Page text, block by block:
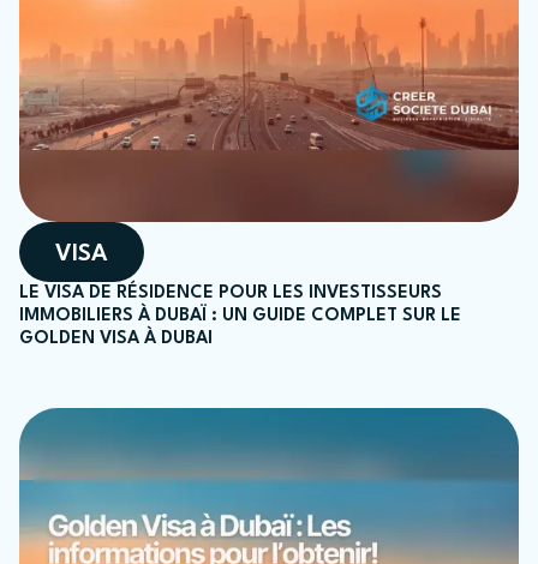
VISA
LE VISA DE RÉSIDENCE POUR LES INVESTISSEURS
IMMOBILIERS À DUBAÏ : UN GUIDE COMPLET SUR LE
GOLDEN VISA À DUBAI